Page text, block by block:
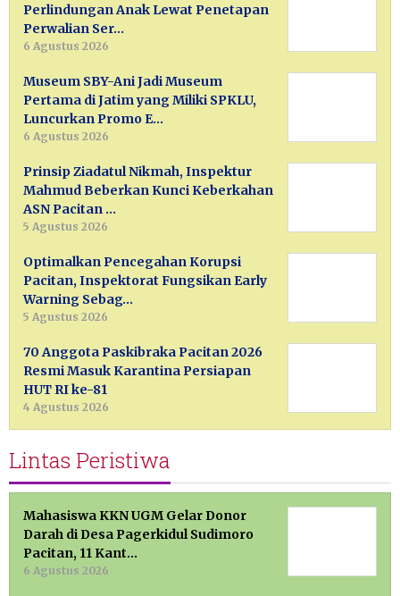
Perlindungan Anak Lewat Penetapan
Perwalian Ser…
6 Agustus 2026
Museum SBY-Ani Jadi Museum
Pertama di Jatim yang Miliki SPKLU,
Luncurkan Promo E…
6 Agustus 2026
Prinsip Ziadatul Nikmah, Inspektur
Mahmud Beberkan Kunci Keberkahan
ASN Pacitan …
5 Agustus 2026
Optimalkan Pencegahan Korupsi
Pacitan, Inspektorat Fungsikan Early
Warning Sebag…
5 Agustus 2026
70 Anggota Paskibraka Pacitan 2026
Resmi Masuk Karantina Persiapan
HUT RI ke-81
4 Agustus 2026
Lintas Peristiwa
Mahasiswa KKN UGM Gelar Donor
Darah di Desa Pagerkidul Sudimoro
Pacitan, 11 Kant…
6 Agustus 2026